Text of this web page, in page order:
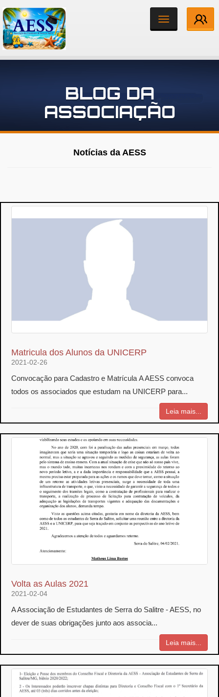
Toggle
navigation
Associados
Notícias
Contato
BLOG DA
ASSOCIAÇÃO
Notícias da AESS
Matricula dos Alunos da UNICERP
2021-02-26
Convocação para Cadastro e Matrícula A AESS convoca
todos os associados que estudam na UNICERP para...
Leia mais...
Volta as Aulas 2021
2021-02-04
A Associação de Estudantes de Serra do Salitre - AESS, no
dever de suas obrigações junto aos associa...
Leia mais...